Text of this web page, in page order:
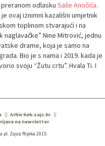
odlasku Saše Anočića.
ovaj iznimni kazališni umjetnik
toplinom stvarajući i na
naglavačke” Nine Mitrović, jednu
drame, koja je samo na
Bio je s nama i 2019. kada je
svoju “Žutu crtu”. Hvala Ti. I
Arhiv hnk-zajc.hr
na newsletter
Zajca Rijeka 2015.